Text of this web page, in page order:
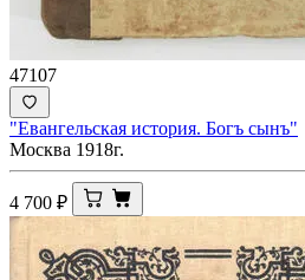
47107
"Евангельская история. Богъ сынъ"
Москва 1918г.
4 700 ₽